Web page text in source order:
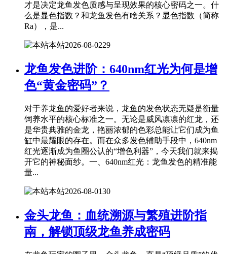
才是决定龙鱼发色质感与呈现效果的核心密码之一。什
么是显色指数？和龙鱼发色有啥关系？显色指数（简称
Ra），是...
本站2026-08-0229
龙鱼发色进阶：640nm红光为何是增
色“黄金密码”？
对于养龙鱼的爱好者来说，龙鱼的发色状态无疑是衡量
饲养水平的核心标准之一。无论是威风凛凛的红龙，还
是华贵典雅的金龙，艳丽浓郁的色彩总能让它们成为鱼
缸中最耀眼的存在。而在众多发色辅助手段中，640nm
红光逐渐成为鱼圈公认的“增色利器”，今天我们就来揭
开它的神秘面纱。一、640nm红光：龙鱼发色的精准能
量...
本站2026-08-0130
金头龙鱼：血统溯源与繁殖进阶指
南，解锁顶级龙鱼养成密码